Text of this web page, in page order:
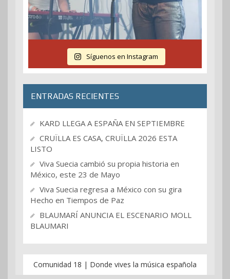
Síguenos en Instagram
ENTRADAS RECIENTES
KARD LLEGA A ESPAÑA EN SEPTIEMBRE
CRUÏLLA ES CASA, CRUÏLLA 2026 ESTA
LISTO
Viva Suecia cambió su propia historia en
México, este 23 de Mayo
Viva Suecia regresa a México con su gira
Hecho en Tiempos de Paz
BLAUMARÍ ANUNCIA EL ESCENARIO MOLL
BLAUMARI
Comunidad 18 | Donde vives la música española